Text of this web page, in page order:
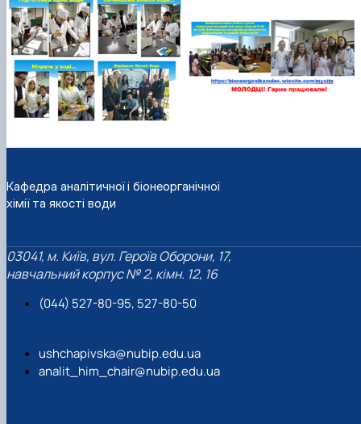
Кафедра аналітичної і біонеорганічної
хімії та якості води
03041, м. Київ, вул. Героїв Оборони, 17,
навчальний корпус № 2, кімн. 12, 16
(044) 527-80-95, 527-80-50
ushchapivska@nubip.edu.ua
analit_him_chair@nubip.edu.ua